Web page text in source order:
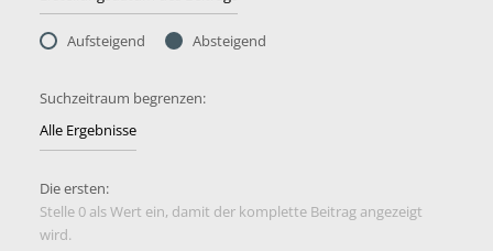
Aufsteigend Absteigend
Suchzeitraum begrenzen:
Die ersten:
Stelle 0 als Wert ein, damit der komplette Beitrag angezeigt
wird.